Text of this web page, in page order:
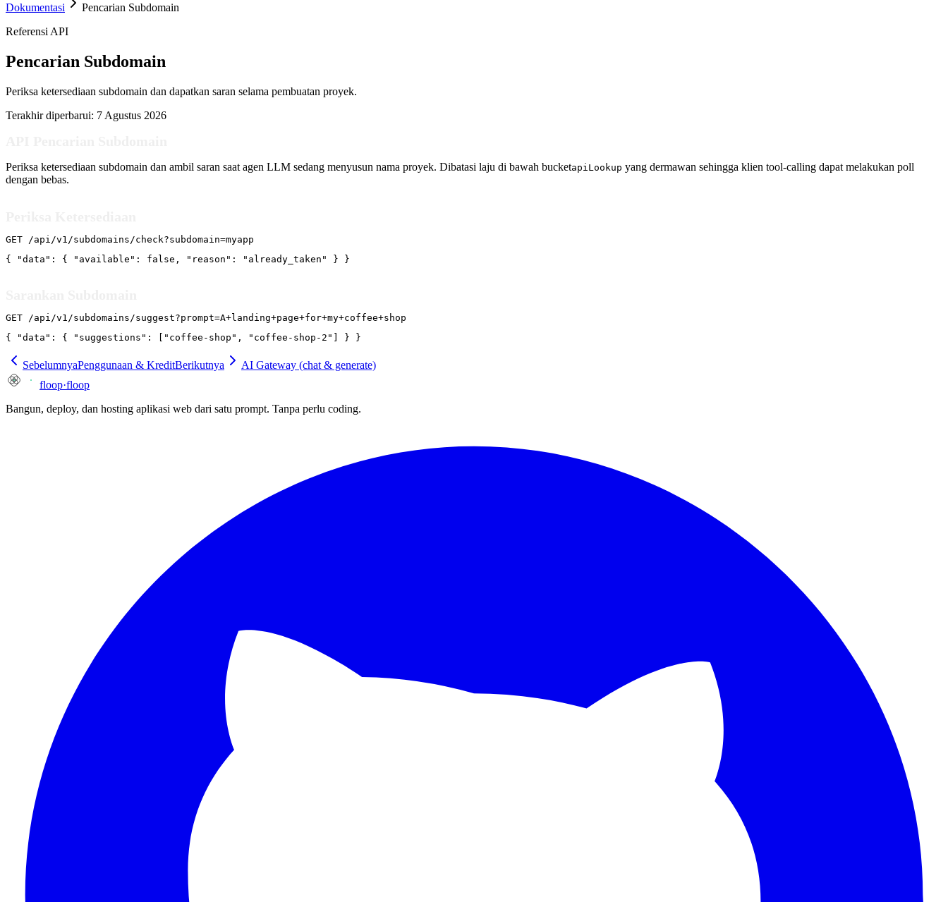
Dokumentasi
Pencarian Subdomain
Referensi API
Pencarian Subdomain
Periksa ketersediaan subdomain dan dapatkan saran selama pembuatan proyek.
Terakhir diperbarui: 7 Agustus 2026
Periksa ketersediaan subdomain dan ambil saran saat agen LLM sedang menyusun nama proyek. Dibatasi laju di bawah bucketapiLookup yang dermawan sehingga klien tool-calling dapat melakukan poll
dengan bebas.
GET /api/v1/subdomains/check?subdomain=myapp
{ "data": { "available": false, "reason": "already_taken" } }
GET /api/v1/subdomains/suggest?prompt=A+landing+page+for+my+coffee+shop
{ "data": { "suggestions": ["coffee-shop", "coffee-shop-2"] } }
SebelumnyaPenggunaan & KreditBerikutnya
AI Gateway (chat & generate)
floop·floop
Bangun, deploy, dan hosting aplikasi web dari satu prompt. Tanpa perlu coding.